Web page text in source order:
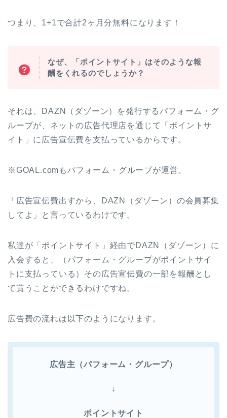
つまり、1+1で合計2ヶ月分無料になります！
なぜ、「ポイントサイト」はそのような報
酬をくれるのでしょうか？
それは、DAZN（ダゾーン）を発行するパフォーム・グ
ループが、ネットの広告代理店を通じて「ポイントサ
イト」に広告宣伝費を支払っているからです。
※GOAL.comもパフォーム・グループが運営。
「広告宣伝費出すから、DAZN（ダゾーン）の会員募集
してよ」と言っているわけです。
私達が「ポイントサイト」経由でDAZN（ダゾーン）に
入会すると、（パフォーム・グループがポイントサイ
トに支払っている）その広告宣伝費の一部を報酬とし
て貰うことができるわけですね。
広告費の流れは以下のようになります。
広告主（パフォーム・グループ）
↓
ポイントサイト